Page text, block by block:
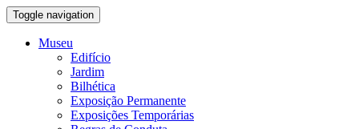
Toggle navigation
Museu
Edifício
Jardim
Bilhética
Exposição Permanente
Exposições Temporárias